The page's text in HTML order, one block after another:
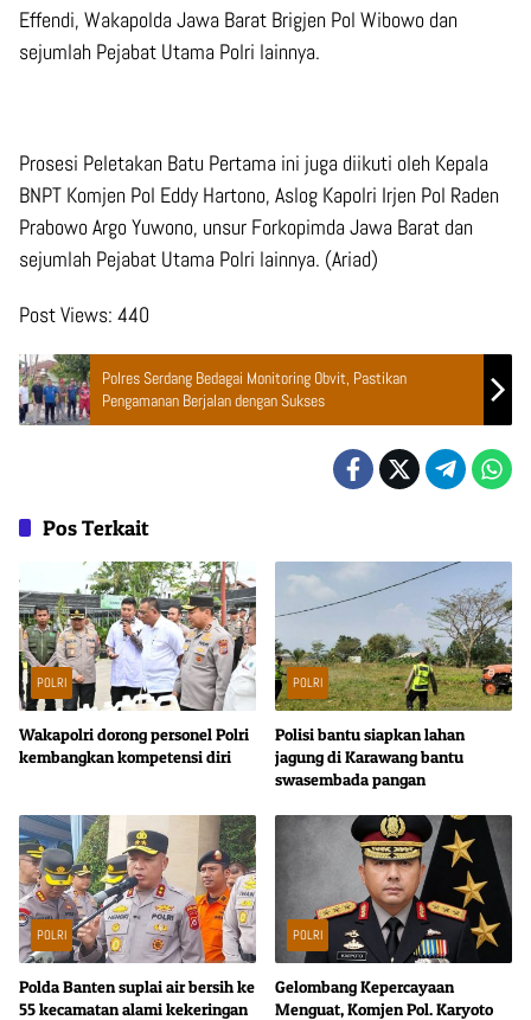
Effendi, Wakapolda Jawa Barat Brigjen Pol Wibowo dan
sejumlah Pejabat Utama Polri lainnya.
Prosesi Peletakan Batu Pertama ini juga diikuti oleh Kepala
BNPT Komjen Pol Eddy Hartono, Aslog Kapolri Irjen Pol Raden
Prabowo Argo Yuwono, unsur Forkopimda Jawa Barat dan
sejumlah Pejabat Utama Polri lainnya. (Ariad)
Post Views: 440
Polres Serdang Bedagai Monitoring Obvit, Pastikan
Pengamanan Berjalan dengan Sukses
Pos Terkait
POLRI
Wakapolri dorong personel Polri
kembangkan kompetensi diri
POLRI
Polisi bantu siapkan lahan
jagung di Karawang bantu
swasembada pangan
POLRI
Polda Banten suplai air bersih ke
55 kecamatan alami kekeringan
POLRI
Gelombang Kepercayaan
Menguat, Komjen Pol. Karyoto